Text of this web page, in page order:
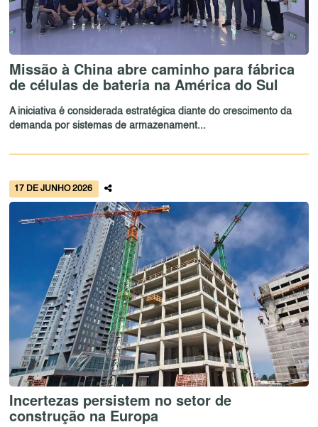
Missão à China abre caminho para fábrica
de células de bateria na América do Sul
A iniciativa é considerada estratégica diante do crescimento da
demanda por sistemas de armazenament...
17 DE JUNHO 2026
Incertezas persistem no setor de
construção na Europa